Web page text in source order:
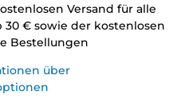
Versand für alle
30 € sowie der kostenlosen
Bestellungen
über